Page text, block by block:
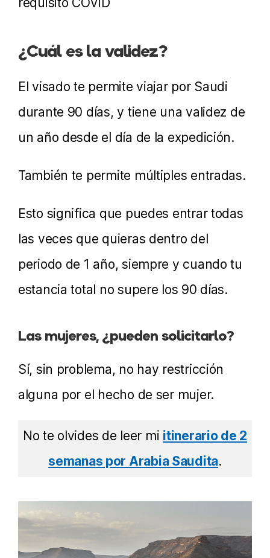
¿Cuál es la validez?
El visado te permite viajar por Saudi
durante 90 días, y tiene una validez de
un año desde el día de la expedición.
También te permite múltiples entradas.
Esto significa que puedes entrar todas
las veces que quieras dentro del
periodo de 1 año, siempre y cuando tu
estancia total no supere los 90 días.
Las mujeres, ¿pueden solicitarlo?
Sí, sin problema, no hay restricción
alguna por el hecho de ser mujer.
No te olvides de leer mi itinerario de 2
semanas por Arabia Saudita.